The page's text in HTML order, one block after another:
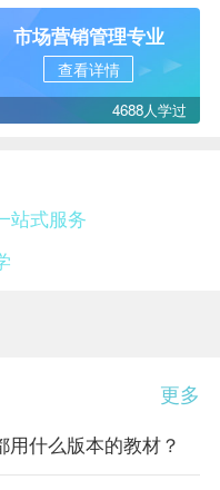
市场营销管理专业
查看详情
4688人学过
站式服务
更多
什么版本的教材？